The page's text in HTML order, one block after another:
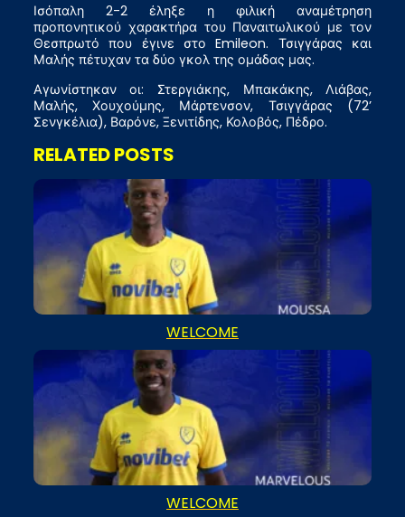
Ισόπαλη 2-2 έληξε η φιλική αναμέτρηση
προπονητικού χαρακτήρα του Παναιτωλικού με τον
Θεσπρωτό που έγινε στο Emileon. Τσιγγάρας και
Μαλής πέτυχαν τα δύο γκολ της ομάδας μας.
Αγωνίστηκαν οι: Στεργιάκης, Μπακάκης, Λιάβας,
Μαλής, Χουχούμης, Μάρτενσον, Τσιγγάρας (72’
Σενγκέλια), Βαρόνε, Ξενιτίδης, Κολοβός, Πέδρο.
RELATED POSTS
WELCOME
WELCOME